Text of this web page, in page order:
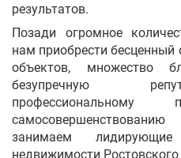
результатов.
Позади огромное
нам приобрести
объектов, множество
безупречную
профессиональному
занимаем
недвижимости Ростовского